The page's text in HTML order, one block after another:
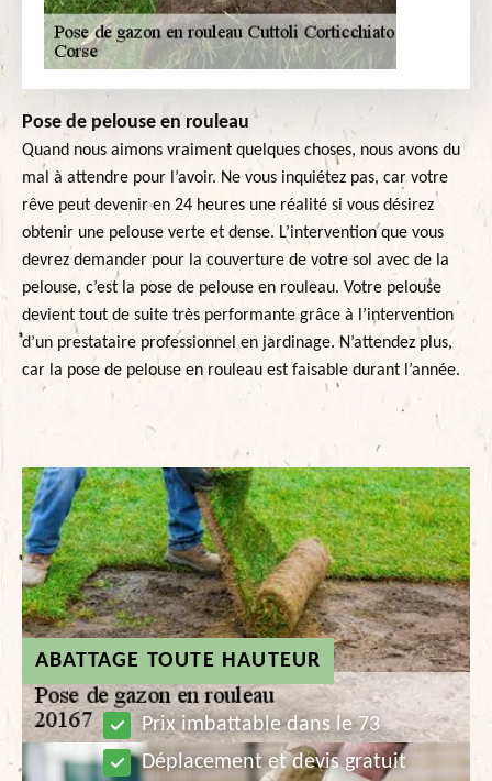
ABATTAGE TOUTE HAUTEUR
Prix imbattable dans le 73
Déplacement et devis gratuit
Pose de pelouse en rouleau
Quand nous aimons vraiment quelques choses, nous avons du
mal à attendre pour l’avoir. Ne vous inquiétez pas, car votre
rêve peut devenir en 24 heures une réalité si vous désirez
obtenir une pelouse verte et dense. L’intervention que vous
devrez demander pour la couverture de votre sol avec de la
pelouse, c’est la pose de pelouse en rouleau. Votre pelouse
devient tout de suite très performante grâce à l’intervention
d’un prestataire professionnel en jardinage. N’attendez plus,
car la pose de pelouse en rouleau est faisable durant l’année.